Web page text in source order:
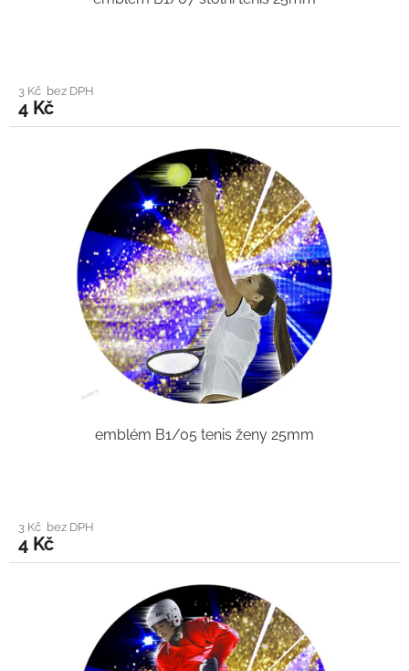
3 Kč bez DPH
4 Kč
emblém B1/05 tenis ženy 25mm
3 Kč bez DPH
4 Kč